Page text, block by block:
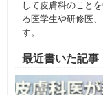
して皮膚科のこと
る医学生や研修医
す。
最近書いた記事